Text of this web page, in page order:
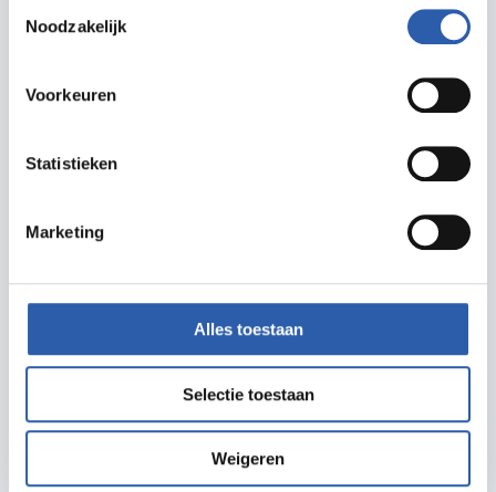
Noodzakelijk
Voorkeuren
Statistieken
Marketing
Alles toestaan
Selectie toestaan
Weigeren
9. Johanna van Burenstraat (hofje) nr 15 (Ziggo)
(Ziggo)
12. Staringstraat hoek Rhijnvis Feithstraat
15. Piet Paaltjensstraat nr 15 (Ziggo)
website van Groot Driene
informatie en een plattegrondje.